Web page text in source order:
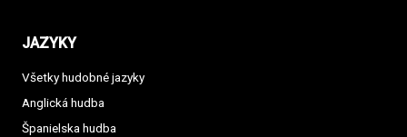
JAZYKY
Všetky hudobné jazyky
Anglická hudba
Španielska hudba